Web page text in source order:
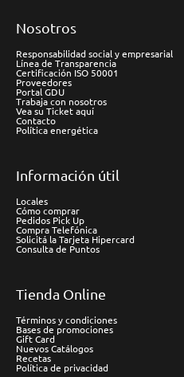
Nosotros
Responsabilidad social y empresarial
Línea de Transparencia
Certificación ISO 50001
Proveedores
Portal GDU
Trabaja con nosotros
Vea su Ticket aquí
Contacto
Política energética
Información útil
Locales
Cómo comprar
Pedidos Pick Up
Compra Telefónica
Solicitá la Tarjeta Hipercard
Consulta de Puntos
Tienda Online
Términos y condiciones
Bases de promociones
Gift Card
Nuevos Catálogos
Recetas
Política de privacidad